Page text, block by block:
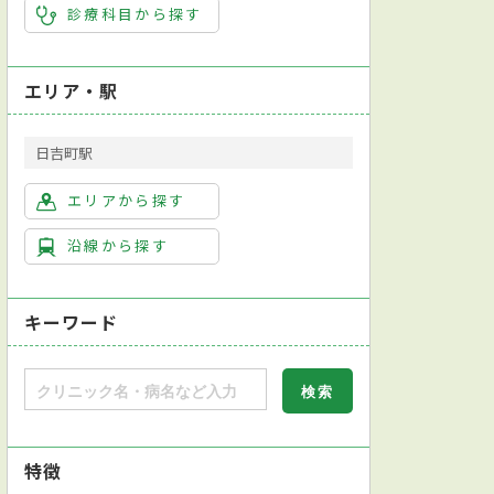
診療科目から探す
エリア・駅
日吉町駅
エリアから探す
沿線から探す
キーワード
特徴